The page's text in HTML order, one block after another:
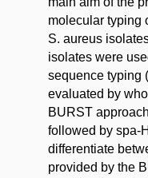
molecular typing
S. aureus
isolates were
sequence typing
evaluated by
BURST
followed by spa-
differentiate
provided by the